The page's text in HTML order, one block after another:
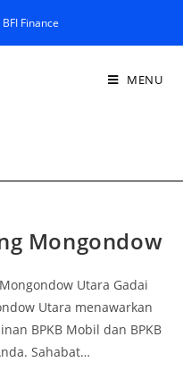
Finance
MENU
Mongondow
Utara Gadai
Utara menawarkan
BPKB Mobil dan BPKB
Sahabat…